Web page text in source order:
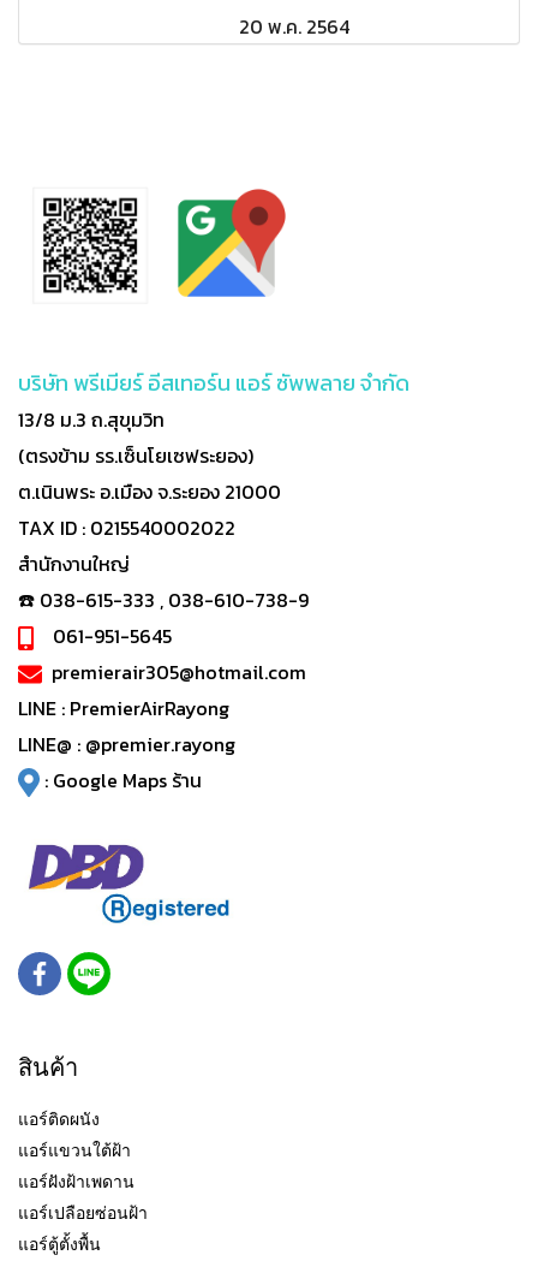
20 พ.ค. 2564
บริษัท พรีเมียร์ อีสเทอร์น แอร์ ซัพพลาย จำกัด
13/8 ม.3 ถ.สุขุมวิท
(ตรงข้าม รร.เซ็นโยเซฟระยอง)
ต.เนินพระ อ.เมือง จ.ระยอง 21000
TAX ID : 0215540002022
สำนักงานใหญ่
☎️ 038-615-333 , 038-610-738-9
061-951-5645
premierair305@hotmail.com
LINE : PremierAirRayong
LINE@ : @premier.rayong
: Google Maps ร้าน
สินค้า
แอร์ติดผนัง
แอร์แขวนใต้ฝ้า
แอร์ฝังฝ้าเพดาน
แอร์เปลือยซ่อนฝ้า
แอร์ตู้ตั้งพื้น